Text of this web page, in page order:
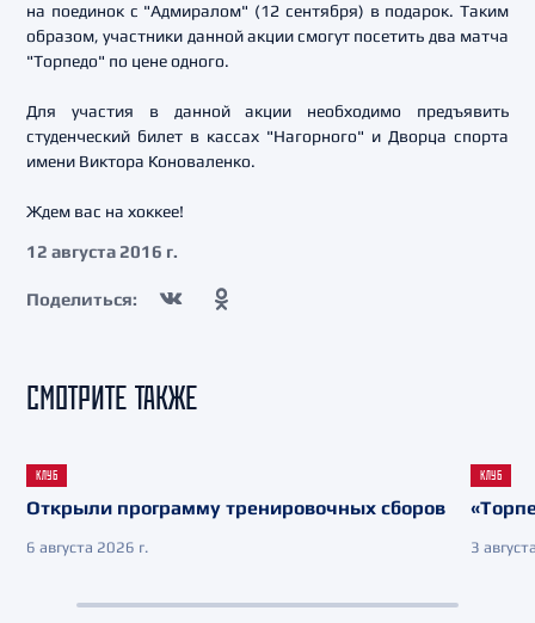
на поединок с "Адмиралом" (12 сентября) в подарок. Таким
образом, участники данной акции смогут посетить два матча
"Торпедо" по цене одного.
Для участия в данной акции необходимо предъявить
студенческий билет в кассах "Нагорного" и Дворца спорта
имени Виктора Коноваленко.
Ждем вас на хоккее!
12 августа 2016 г.
Поделиться:
СМОТРИТЕ ТАКЖЕ
КЛУБ
Открыли программу тренировочных сборов
6 августа 2026 г.
КЛУБ
3